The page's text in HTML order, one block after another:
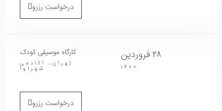
درخواست رزرو
۲۸ فروردین
۱۴۰۰
کارگاه موسیقی کودک
تهران، آکادمی
شهرآوا
درخواست رزرو